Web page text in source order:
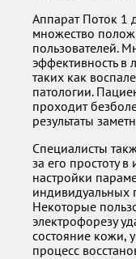
Аппарат Поток 1
множество
пользователей.
эффективность в
таких как
патологии.
проходит
результаты
Специалисты
за его простоту
настройки
индивидуальных
Некоторые
электрофорезу
состояние кожи,
процесс